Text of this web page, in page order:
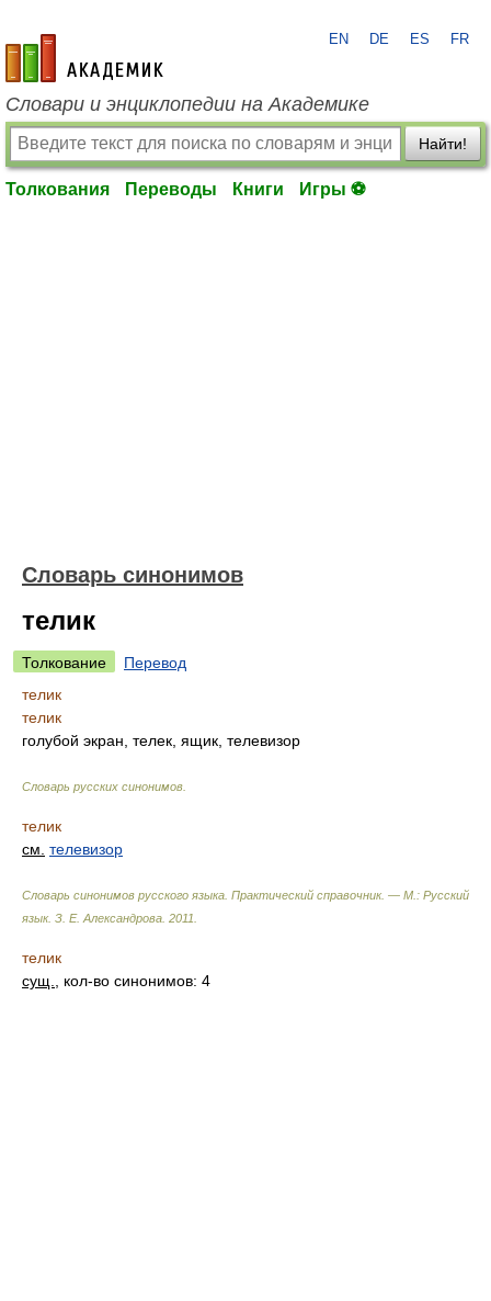
academic.ru
EN DE ES FR
Словари и энциклопедии на Академике
Найти!
Толкования Переводы Книги Игры ⚽
Словарь синонимов
телик
Толкование
Перевод
телик
телик
голубой экран, телек, ящик, телевизор
Словарь русских синонимов
телик
см. телевизор
Словарь синонимов русского языка. Практический справочник. — М.: Русский
язык. З. Е. Александрова 2011
телик
сущ.
, кол-во синонимов: 4